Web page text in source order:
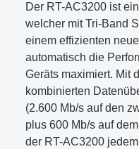
Der RT-AC3200 ist
welcher mit Tri-Band
einem effizienten
automatisch die
Geräts maximiert. Mit
kombinierten
(2.600 Mb/s auf den
plus 600 Mb/s auf
der RT-AC3200